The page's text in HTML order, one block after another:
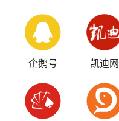
企鹅号 凯迪网